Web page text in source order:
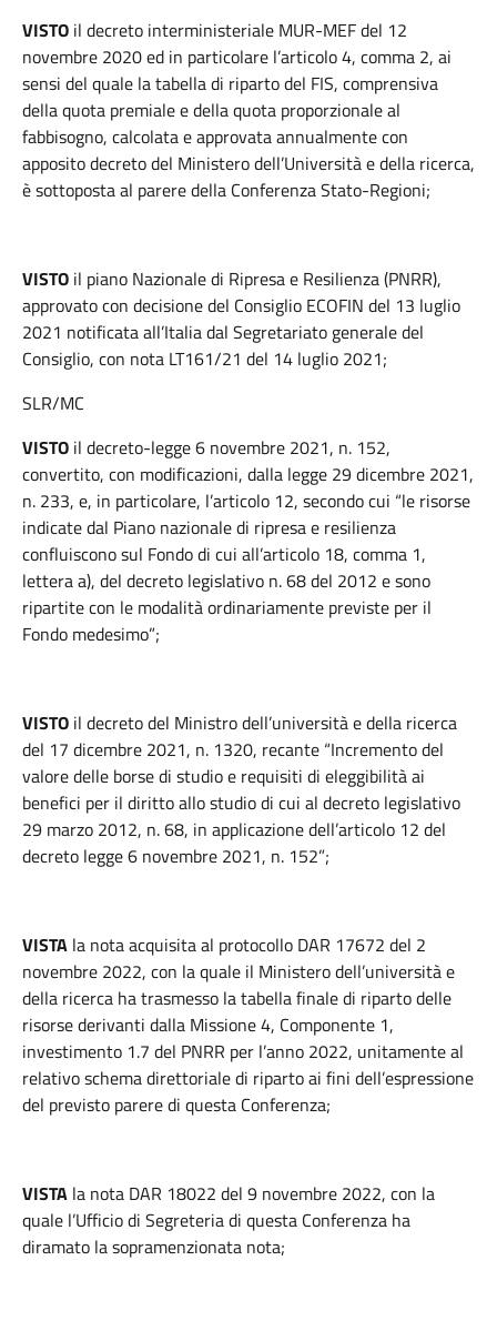
VISTO il decreto interministeriale MUR-MEF del 12
novembre 2020 ed in particolare l’articolo 4, comma 2, ai
sensi del quale la tabella di riparto del FIS, comprensiva
della quota premiale e della quota proporzionale al
fabbisogno, calcolata e approvata annualmente con
apposito decreto del Ministero dell’Università e della ricerca,
è sottoposta al parere della Conferenza Stato-Regioni;
VISTO il piano Nazionale di Ripresa e Resilienza (PNRR),
approvato con decisione del Consiglio ECOFIN del 13 luglio
2021 notificata all’Italia dal Segretariato generale del
Consiglio, con nota LT161/21 del 14 luglio 2021;
SLR/MC
VISTO il decreto-legge 6 novembre 2021, n. 152,
convertito, con modificazioni, dalla legge 29 dicembre 2021,
n. 233, e, in particolare, l’articolo 12, secondo cui “le risorse
indicate dal Piano nazionale di ripresa e resilienza
confluiscono sul Fondo di cui all’articolo 18, comma 1,
lettera a), del decreto legislativo n. 68 del 2012 e sono
ripartite con le modalità ordinariamente previste per il
Fondo medesimo”;
VISTO il decreto del Ministro dell’università e della ricerca
del 17 dicembre 2021, n. 1320, recante “Incremento del
valore delle borse di studio e requisiti di eleggibilità ai
benefici per il diritto allo studio di cui al decreto legislativo
29 marzo 2012, n. 68, in applicazione dell’articolo 12 del
decreto legge 6 novembre 2021, n. 152”;
VISTA la nota acquisita al protocollo DAR 17672 del 2
novembre 2022, con la quale il Ministero dell’università e
della ricerca ha trasmesso la tabella finale di riparto delle
risorse derivanti dalla Missione 4, Componente 1,
investimento 1.7 del PNRR per l’anno 2022, unitamente al
relativo schema direttoriale di riparto ai fini dell’espressione
del previsto parere di questa Conferenza;
VISTA la nota DAR 18022 del 9 novembre 2022, con la
quale l’Ufficio di Segreteria di questa Conferenza ha
diramato la sopramenzionata nota;